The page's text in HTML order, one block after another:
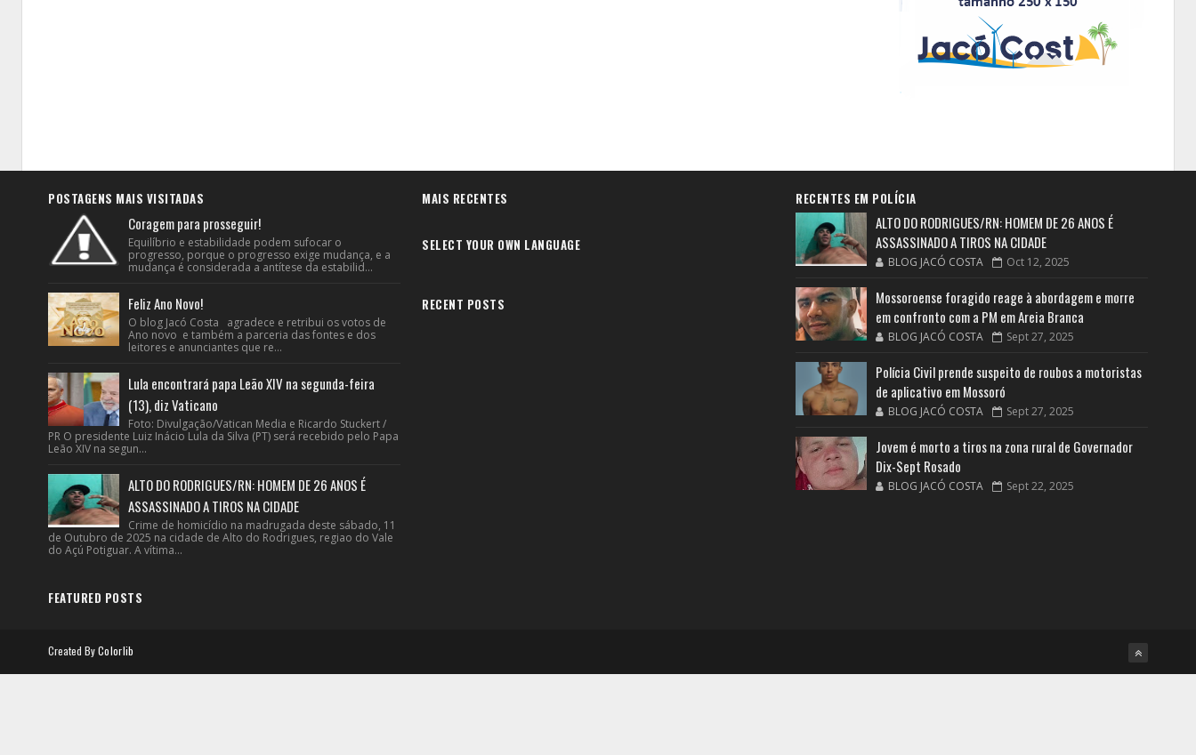
POSTAGENS MAIS VISITADAS
Coragem para prosseguir!
Equilíbrio e estabilidade podem sufocar o
progresso, porque o progresso exige mudança, e a
mudança é considerada a antítese da estabilid...
Feliz Ano Novo!
O blog Jacó Costa agradece e retribui os votos de
Ano novo e também a parceria das fontes e dos
leitores e anunciantes que re...
Lula encontrará papa Leão XIV na segunda-feira
(13), diz Vaticano
Foto: Divulgação/Vatican Media e Ricardo Stuckert /
PR O presidente Luiz Inácio Lula da Silva (PT) será recebido pelo Papa
Leão XIV na segun...
ALTO DO RODRIGUES/RN: HOMEM DE 26 ANOS É
ASSASSINADO A TIROS NA CIDADE
Crime de homicídio na madrugada deste sábado, 11
de Outubro de 2025 na cidade de Alto do Rodrigues, regiao do Vale
do Açú Potiguar. A vítima...
FEATURED POSTS
MAIS RECENTES
SELECT YOUR OWN LANGUAGE
RECENT POSTS
RECENTES EM POLÍCIA
ALTO DO RODRIGUES/RN: HOMEM DE 26 ANOS É
ASSASSINADO A TIROS NA CIDADE
BLOG JACÓ COSTA Oct 12, 2025
Mossoroense foragido reage à abordagem e morre
em confronto com a PM em Areia Branca
BLOG JACÓ COSTA Sept 27, 2025
Polícia Civil prende suspeito de roubos a motoristas
de aplicativo em Mossoró
BLOG JACÓ COSTA Sept 27, 2025
Jovem é morto a tiros na zona rural de Governador
Dix-Sept Rosado
BLOG JACÓ COSTA Sept 22, 2025
Created ByColorlib